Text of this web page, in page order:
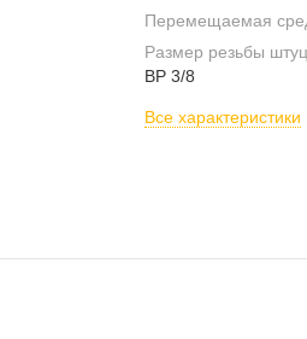
Перемещаемая
Размер резьбы
ВР 3/8
Все характеристики